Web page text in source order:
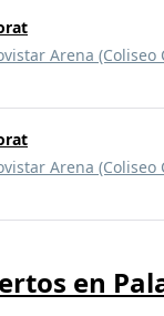
Arena
Arena
en